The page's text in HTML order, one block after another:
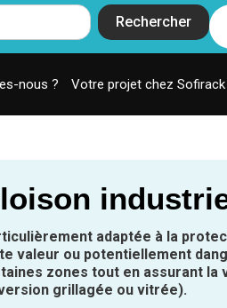
Rechercher
nous ? Votre projet chez Sofirack
adaptée à la
valeur ou potentiellement
zones tout en assurant la
grillagée ou vitrée).